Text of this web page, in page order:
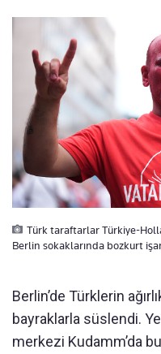
Türk taraftarlar Türkiye-
Berlin sokaklarında bozkurt
Berlin’de Türklerin
bayraklarla süslendi.
merkezi Kudamm’da